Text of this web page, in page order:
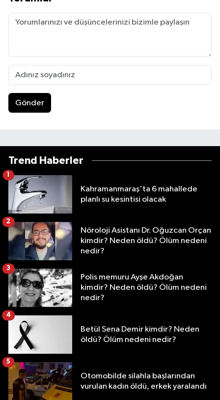
Gönder
Trend Haberler
Kahramanmaraş'ta 6 mahallede
planlı su kesintisi olacak
1
Nöroloji Asistanı Dr. Oğuzcan Orçan
kimdir? Neden öldü? Ölüm nedeni
nedir?
2
Polis memuru Ayşe Akdoğan
kimdir? Neden öldü? Ölüm nedeni
nedir?
3
Betül Sena Demir kimdir? Neden
öldü? Ölüm nedeni nedir?
4
Otomobilde silahla başlarından
vurulan kadın öldü, erkek yaralandı
5